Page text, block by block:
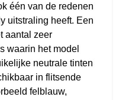
één van de redenen
uitstraling heeft. Een
aantal zeer
waarin het model
neutrale tinten
in flitsende
felblauw,